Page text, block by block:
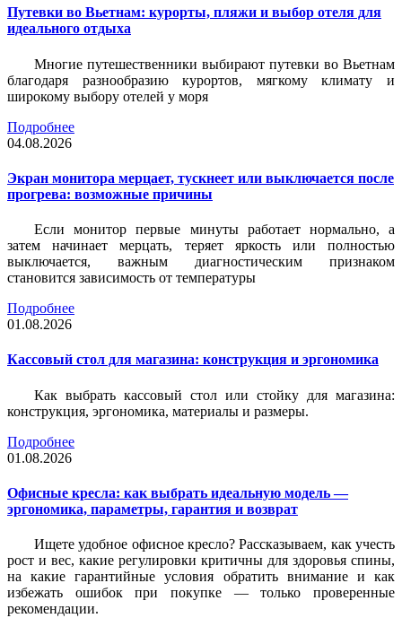
Путевки во Вьетнам: курорты, пляжи и выбор отеля для
идеального отдыха
Многие путешественники выбирают путевки во Вьетнам
благодаря разнообразию курортов, мягкому климату и
широкому выбору отелей у моря
Подробнее
04.08.2026
Экран монитора мерцает, тускнеет или выключается после
прогрева: возможные причины
Если монитор первые минуты работает нормально, а
затем начинает мерцать, теряет яркость или полностью
выключается, важным диагностическим признаком
становится зависимость от температуры
Подробнее
01.08.2026
Кассовый стол для магазина: конструкция и эргономика
Как выбрать кассовый стол или стойку для магазина:
конструкция, эргономика, материалы и размеры.
Подробнее
01.08.2026
Офисные кресла: как выбрать идеальную модель —
эргономика, параметры, гарантия и возврат
Ищете удобное офисное кресло? Рассказываем, как учесть
рост и вес, какие регулировки критичны для здоровья спины,
на какие гарантийные условия обратить внимание и как
избежать ошибок при покупке — только проверенные
рекомендации.